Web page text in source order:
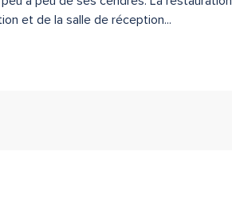
et de la salle de réception...